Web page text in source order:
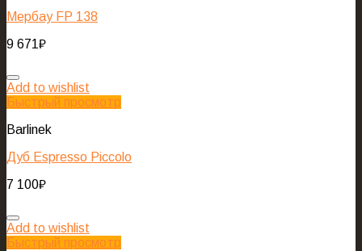
Мербау FP 138
9 671₽
Add to wishlist
Быстрый просмотр
Barlinek
Дуб Espresso Piccolo
7 100₽
Add to wishlist
Быстрый просмотр